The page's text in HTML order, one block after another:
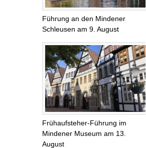
Führung an den Mindener
Schleusen am 9. August
Frühaufsteher-Führung im
Mindener Museum am 13.
August